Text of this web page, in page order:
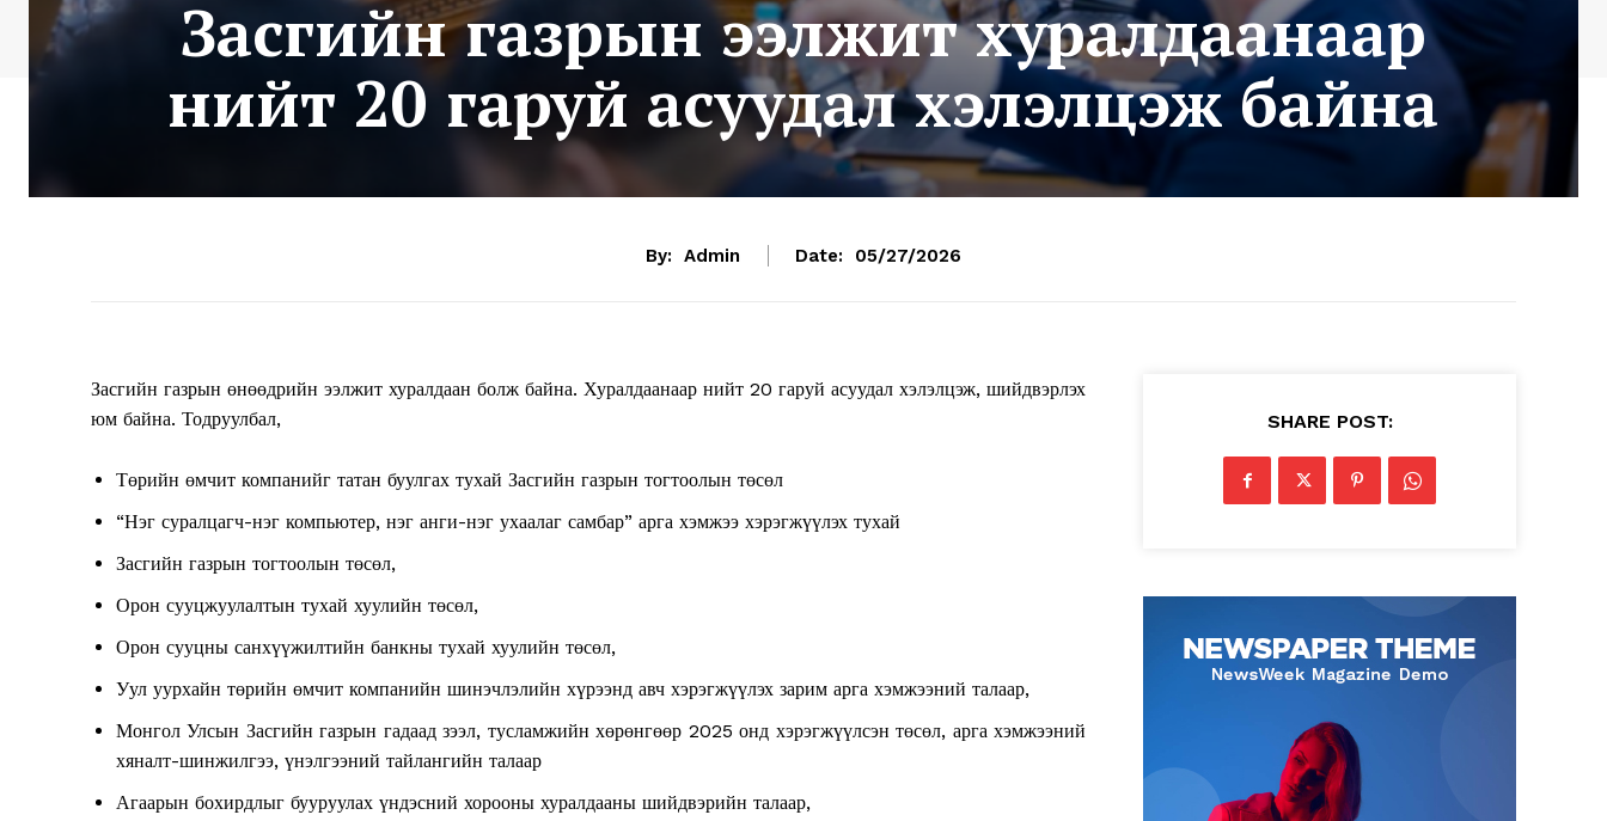
Засгийн газрын ээлжит хуралдаанаар
нийт 20 гаруй асуудал хэлэлцэж байна
By: Admin Date: 05/27/2026
Засгийн газрын өнөөдрийн ээлжит хуралдаан болж байна. Хуралдаанаар нийт 20 гаруй асуудал хэлэлцэж, шийдвэрлэх
юм байна. Тодруулбал,
Төрийн өмчит компанийг татан буулгах тухай Засгийн газрын тогтоолын төсөл
“Нэг суралцагч-нэг компьютер, нэг анги-нэг ухаалаг самбар” арга хэмжээ хэрэгжүүлэх тухай
Засгийн газрын тогтоолын төсөл,
Орон сууцжуулалтын тухай хуулийн төсөл,
Орон сууцны санхүүжилтийн банкны тухай хуулийн төсөл,
Уул уурхайн төрийн өмчит компанийн шинэчлэлийн хүрээнд авч хэрэгжүүлэх зарим арга хэмжээний талаар,
Монгол Улсын Засгийн газрын гадаад зээл, тусламжийн хөрөнгөөр 2025 онд хэрэгжүүлсэн төсөл, арга хэмжээний
хяналт-шинжилгээ, үнэлгээний тайлангийн талаар
Агаарын бохирдлыг бууруулах үндэсний хорооны хуралдааны шийдвэрийн талаар,
SHARE POST: